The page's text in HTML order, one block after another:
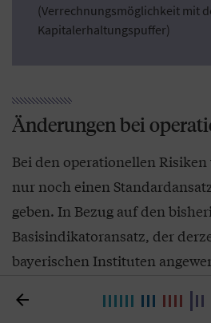
(Verrechnungsmöglichkeit mit
Kapitalerhaltungspuffer)
Änderungen bei
Bei den operationellen
nur noch einen
geben. In Bezug auf den
Basisindikatoransatz, der
bayerischen Instituten
